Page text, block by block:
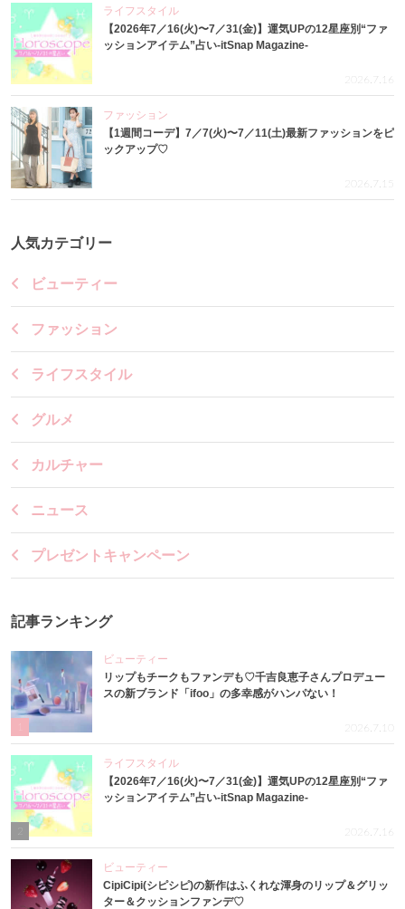
ライフスタイル
【2026年7／16(火)〜7／31(金)】運気UPの12星座別“ファ
ッションアイテム”占い-itSnap Magazine-
2026.7.16
ファッション
【1週間コーデ】7／7(火)〜7／11(土)最新ファッションをピ
ックアップ♡
2026.7.15
人気カテゴリー
ビューティー
ファッション
ライフスタイル
グルメ
カルチャー
ニュース
プレゼントキャンペーン
記事ランキング
ビューティー
リップもチークもファンデも♡千吉良恵子さんプロデュー
スの新ブランド「ifoo」の多幸感がハンパない！
2026.7.10
ライフスタイル
【2026年7／16(火)〜7／31(金)】運気UPの12星座別“ファ
ッションアイテム”占い-itSnap Magazine-
2026.7.16
ビューティー
CipiCipi(シピシピ)の新作はふくれな渾身のリップ＆グリッ
ター＆クッションファンデ♡